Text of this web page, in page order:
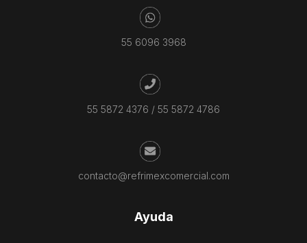
55 6096 3968
55 5872 4376 / 55 5872 4786
contacto@refrimexcomercial.com
Ayuda